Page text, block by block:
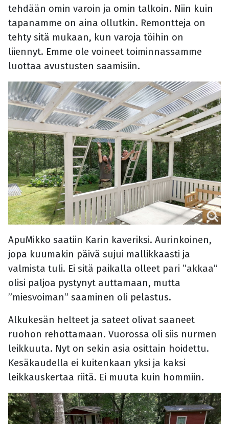
tehdään omin varoin ja omin talkoin. Niin kuin
tapanamme on aina ollutkin. Remontteja on
tehty sitä mukaan, kun varoja töihin on
liiennyt. Emme ole voineet toiminnassamme
luottaa avustusten saamisiin.
ApuMikko saatiin Karin kaveriksi. Aurinkoinen,
jopa kuumakin päivä sujui mallikkaasti ja
valmista tuli. Ei sitä paikalla olleet pari ”akkaa”
olisi paljoa pystynyt auttamaan, mutta
”miesvoiman” saaminen oli pelastus.
Alkukesän helteet ja sateet olivat saaneet
ruohon rehottamaan. Vuorossa oli siis nurmen
leikkuuta. Nyt on sekin asia osittain hoidettu.
Kesäkaudella ei kuitenkaan yksi ja kaksi
leikkauskertaa riitä. Ei muuta kuin hommiin.